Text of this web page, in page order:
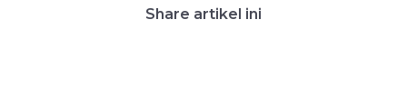
Share artikel ini